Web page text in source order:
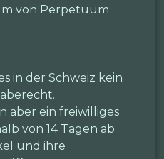
von Perpetuum
in der Schweiz kein
aber ein freiwilliges
von 14 Tagen ab
und ihre